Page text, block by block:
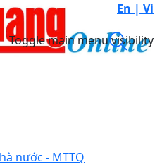
En | Vi
Toggle main menu visibility
nước - MTTQ